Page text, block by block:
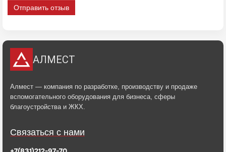
Отправить отзыв
АЛМЕСТ
Алмест — компания по разработке, производству и продаже
вспомогательного оборудования для бизнеса, сферы
благоустройства и ЖКХ.
Связаться с нами